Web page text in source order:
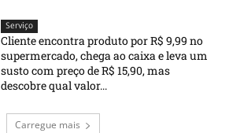
Serviço
Cliente encontra produto por R$ 9,99 no
supermercado, chega ao caixa e leva um
susto com preço de R$ 15,90, mas
descobre qual valor...
Carregue mais